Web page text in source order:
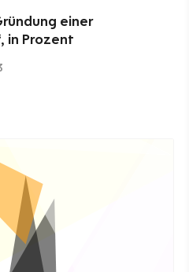
einer
in Prozent